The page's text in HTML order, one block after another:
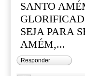
SANTO
SEJA PARA
AMÉM,...
Responder